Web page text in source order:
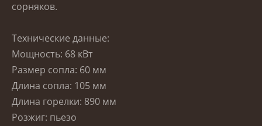
сорняков.
Технические данные:
Мощность: 68 кВт
Размер сопла: 60 мм
Длина сопла: 105 мм
Длина горелки: 890 мм
Розжиг: пьезо